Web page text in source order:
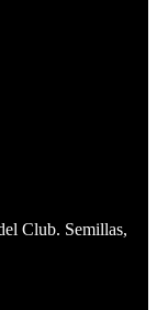
Club. Semillas,